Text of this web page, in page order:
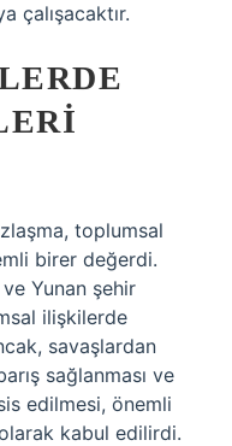
çalışacaktır.
toplumsal
birer değerdi.
Yunan şehir
ilişkilerde
savaşlardan
sağlanması ve
edilmesi, önemli
kabul edilirdi.